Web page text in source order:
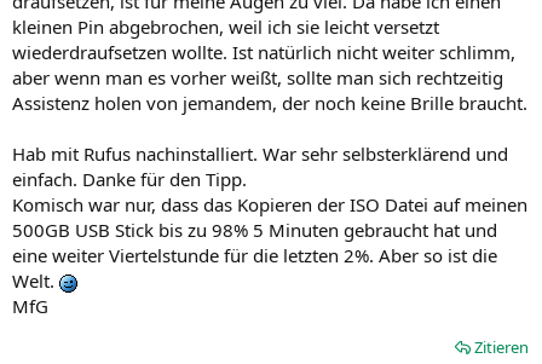
kleinen Pin abgebrochen, weil ich sie leicht versetzt
wiederdraufsetzen wollte. Ist natürlich nicht weiter schlimm,
aber wenn man es vorher weißt, sollte man sich rechtzeitig
Assistenz holen von jemandem, der noch keine Brille braucht.
Hab mit Rufus nachinstalliert. War sehr selbsterklärend und
einfach. Danke für den Tipp.
Komisch war nur, dass das Kopieren der ISO Datei auf meinen
500GB USB Stick bis zu 98% 5 Minuten gebraucht hat und
eine weiter Viertelstunde für die letzten 2%. Aber so ist die
Welt.
MfG
Zitieren